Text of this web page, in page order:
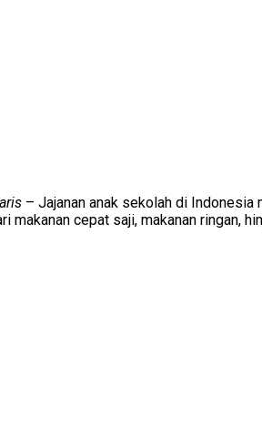
– Jajanan anak sekolah di Indonesia
makanan cepat saji, makanan ringan,